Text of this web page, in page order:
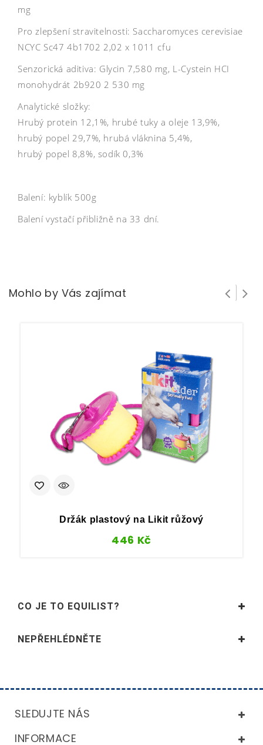
mg
Pro zlepšení stravitelnosti: Saccharomyces cerevisiae
NCYC Sc47 4b1702 2,02 x 1011 cfu
Senzorická aditiva: Glycin 7,580 mg, L-Cystein HCI
monohydrát 2b920 2 530 mg
Analytické složky:
Hrubý protein 12,1%, hrubé tuky a oleje 13,9%,
hrubý popel 29,7%, hrubá vláknina 5,4%,
hrubý popel 8,8%, sodík 0,3%
Balení: kyblík 500g
Balení vystačí přibližně na 33 dní.
Mohlo by Vás zajímat
Držák plastový na Likit růžový
446 Kč
CO JE TO EQUILIST?
NEPŘEHLÉDNĚTE
SLEDUJTE NÁS
INFORMACE